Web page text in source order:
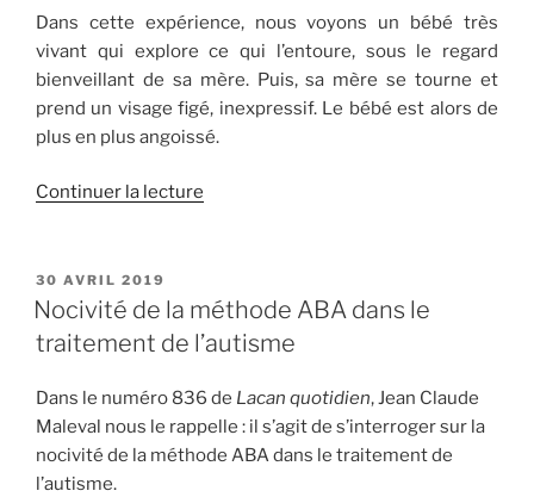
Dans cette expérience, nous voyons un bébé très
vivant qui explore ce qui l’entoure, sous le regard
bienveillant de sa mère. Puis, sa mère se tourne et
prend un visage figé, inexpressif. Le bébé est alors de
plus en plus angoissé.
Continuer la lecture
de
bois,
impassible….. »
PUBLIÉ
LE
30 AVRIL 2019
Nocivité de la méthode ABA dans le
traitement de l’autisme
Dans le numéro 836 de Lacan quotidien, Jean Claude
Maleval nous le rappelle : il s’agit de s’interroger sur la
nocivité de la méthode ABA dans le traitement de
l’autisme.